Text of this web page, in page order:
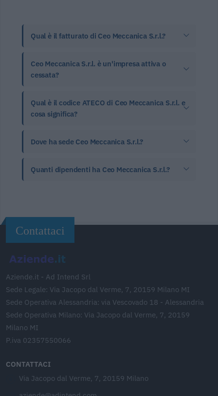
Qual è il fatturato di Ceo Meccanica S.r.l.?
Ceo Meccanica S.r.l. è un'impresa attiva o
cessata?
Qual è il codice ATECO di Ceo Meccanica S.r.l. e
cosa significa?
Dove ha sede Ceo Meccanica S.r.l.?
Quanti dipendenti ha Ceo Meccanica S.r.l.?
Contattaci
Aziende.it - Ad Intend Srl
Sede Legale: Via Jacopo dal Verme, 7, 20159 Milano MI
Sede Operativa Alessandria: via Vescovado 18 - Alessandria
Sede Operativa Milano: Via Jacopo dal Verme, 7, 20159
Milano MI
P.iva 02357550066
CONTATTACI
Via Jacopo dal Verme, 7, 20159 Milano